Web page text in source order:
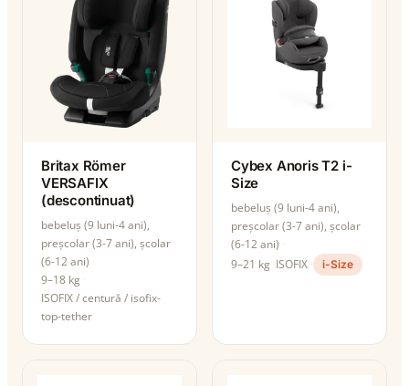
Britax Römer
VERSAFIX
(descontinuat)
bebeluș (9 luni-4 ani),
preșcolar (3-7 ani), școlar
(6-12 ani)
9–18 kg
ISOFIX / centură / isofix-
top-tether
Cybex Anoris T2 i-
Size
bebeluș (9 luni-4 ani),
preșcolar (3-7 ani), școlar
(6-12 ani)
9–21 kg ISOFIX i-Size